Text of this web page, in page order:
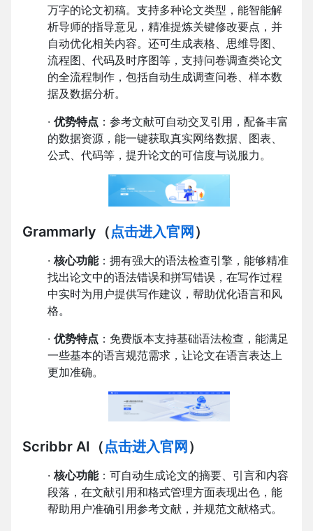
万字的论文初稿。支持多种论文类型，能智能解
析导师的指导意见，精准提炼关键修改要点，并
自动优化相关内容。还可生成表格、思维导图、
流程图、代码及时序图等，支持问卷调查类论文
的全流程制作，包括自动生成调查问卷、样本数
据及数据分析。
· 优势特点 ：参考文献可自动交叉引用，配备丰富
的数据资源，能一键获取真实网络数据、图表、
公式、代码等，提升论文的可信度与说服力。
Grammarly （点击进入官网 ）
· 核心功能：拥有强大的语法检查引擎，能够精准
找出论文中的语法错误和拼写错误，在写作过程
中实时为用户提供写作建议，帮助优化语言和风
格。
· 优势特点 ：免费版本支持基础语法检查，能满足
一些基本的语言规范需求，让论文在语言表达上
更加准确。
Scribbr AI （点击进入官网 ）
· 核心功能：可自动生成论文的摘要、引言和内容
段落，在文献引用和格式管理方面表现出色，能
帮助用户准确引用参考文献，并规范文献格式。